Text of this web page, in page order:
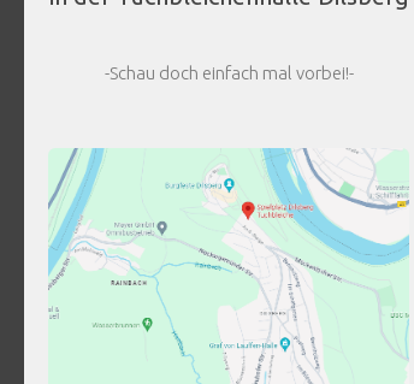
-Schau doch einfach mal vorbei!-